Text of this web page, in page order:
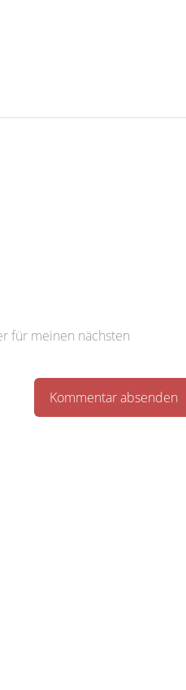
für meinen nächsten